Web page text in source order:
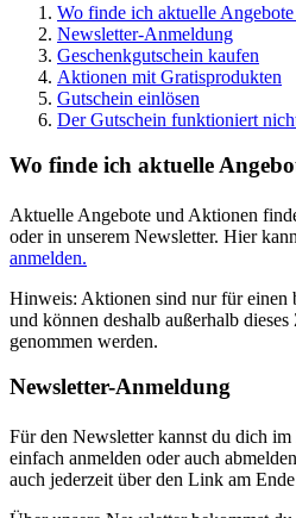
Wo finde ich aktuelle
Newsletter-Anmeldung
Geschenkgutschein kaufen
Aktionen mit Gratisprodukten
Gutschein einlösen
Der Gutschein funktioniert
Wo finde ich aktuelle
Aktuelle Angebote und Aktionen
oder in unserem Newsletter. Hier
anmelden.
Hinweis: Aktionen sind nur für einen
und können deshalb außerhalb
genommen werden.
Newsletter-Anmeldung
Für den Newsletter kannst du dich im
einfach anmelden oder auch
auch jederzeit über den Link am